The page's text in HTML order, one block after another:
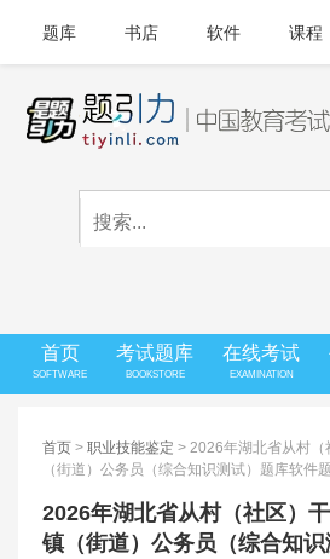
题库 书店 软件
课程
APP下载
首页
SOFTWARE
考试题库
BOOKSTORE
在线考试
EXAMINATION
首页 > 职业技能鉴定 > 2026年湖北省从村
（街道）公务员（综合知识测试）题库软件
2026年湖北省从村（社区）
镇（街道）公务员（综合知